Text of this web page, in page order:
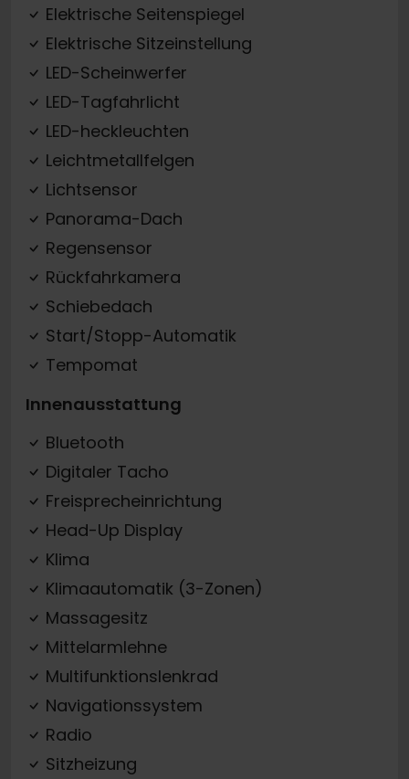
Elektrische Seitenspiegel
Elektrische Sitzeinstellung
LED-Scheinwerfer
LED-Tagfahrlicht
LED-heckleuchten
Leichtmetallfelgen
Lichtsensor
Panorama-Dach
Regensensor
Rückfahrkamera
Schiebedach
Start/Stopp-Automatik
Tempomat
Innenausstattung
Bluetooth
Digitaler Tacho
Freisprecheinrichtung
Head-Up Display
Klima
Klimaautomatik (3-Zonen)
Massagesitz
Mittelarmlehne
Multifunktionslenkrad
Navigationssystem
Radio
Sitzheizung